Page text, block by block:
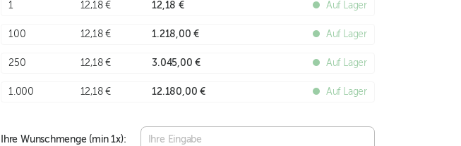
1 12,18 € 12,18 € Auf Lager
100 12,18 € 1.218,00 € Auf Lager
250 12,18 € 3.045,00 € Auf Lager
1.000 12,18 € 12.180,00 € Auf Lager
Ihre Wunschmenge (min1x):